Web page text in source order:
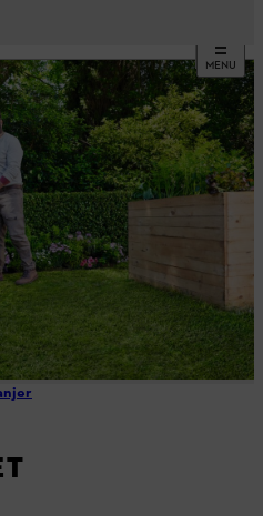
MENU